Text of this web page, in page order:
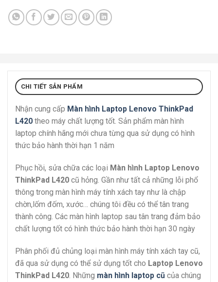
CHI TIẾT SẢN PHẨM
Nhận cung cấp Màn hình Laptop Lenovo ThinkPad
L420 theo máy chất lượng tốt. Sản phẩm màn hình
laptop chính hãng mới chưa từng qua sử dụng có hình
thức bảo hành thời hạn 1 năm
Phục hồi, sửa chữa các loại Màn hình Laptop Lenovo
ThinkPad L420 cũ hỏng. Gần như tất cả những lỗi phổ
thông trong màn hình máy tính xách tay như là chập
chờn,lốm đốm, xước… chúng tôi đều có thể tân trang
thành công. Các màn hình laptop sau tân trang đảm bảo
chất lượng tốt có hình thức bảo hành thời hạn 30 ngày
Phân phối đủ chủng loại màn hình máy tính xách tay cũ,
đã qua sử dụng có thể sử dụng tốt cho Laptop Lenovo
ThinkPad L420 . Những màn hình laptop cũ của chúng